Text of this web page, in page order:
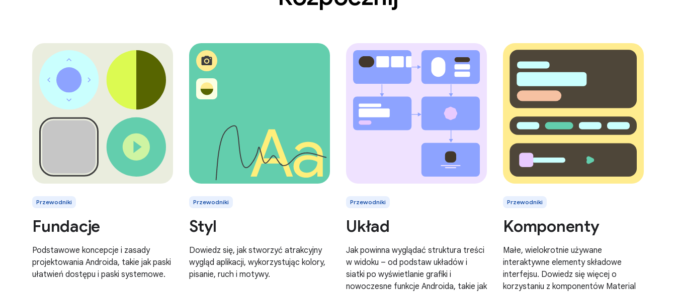
Przewodniki
Fundacje
Podstawowe koncepcje i zasady
projektowania Androida, takie jak paski
ułatwień dostępu i paski systemowe.
Przewodniki
Styl
Dowiedz się, jak stworzyć atrakcyjny
wygląd aplikacji, wykorzystując kolory,
pisanie, ruch i motywy.
Przewodniki
Układ
Jak powinna wyglądać struktura treści
w widoku – od podstaw układów i
siatki po wyświetlanie grafiki i
nowoczesne funkcje Androida, takie jak
Przewodniki
Komponenty
Małe, wielokrotnie używane
interaktywne elementy składowe
interfejsu. Dowiedz się więcej o
korzystaniu z komponentów Material